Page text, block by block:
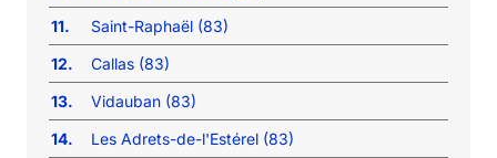
11.
Saint-Raphaël (83)
12.
Callas (83)
13.
Vidauban (83)
14.
Les Adrets-de-l'Estérel (83)